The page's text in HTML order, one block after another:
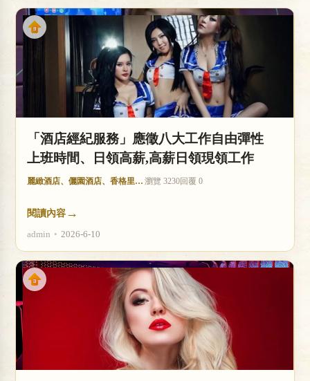
「酒店經紀服務」應徵八大工作自由彈性
上班時間、日領高薪,高薪日領現領工作
麗緻酒店、儷園酒店、香格里拉酒店 瀏覽 3230回覆 0
閱讀內容 →
admin • 2026-6-10